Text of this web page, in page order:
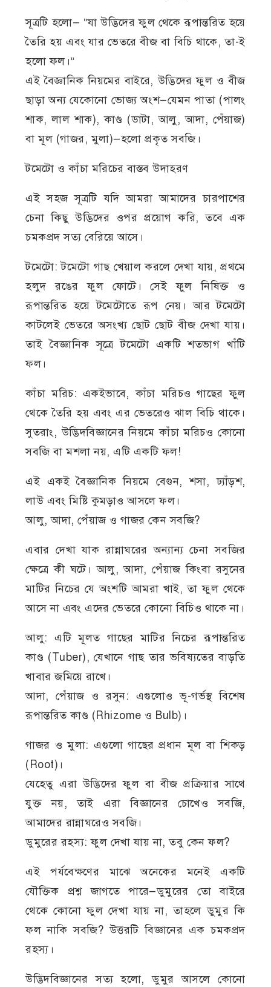
সূত্রটি হলো— “যা উদ্ভিদের ফুল থেকে রূপান্তরিত হয়ে
তৈরি হয় এবং যার ভেতরে বীজ বা বিচি থাকে, তা-ই
হলো ফল।”
এই বৈজ্ঞানিক নিয়মের বাইরে, উদ্ভিদের ফুল ও বীজ
ছাড়া অন্য যেকোনো ভোজ্য অংশ—যেমন পাতা (পালং
শাক, লাল শাক), কাণ্ড (ডাটা, আলু, আদা, পেঁয়াজ)
বা মূল (গাজর, মুলা)—হলো প্রকৃত সবজি।
টমেটো ও কাঁচা মরিচের বাস্তব উদাহরণ
এই সহজ সূত্রটি যদি আমরা আমাদের চারপাশের
চেনা কিছু উদ্ভিদের ওপর প্রয়োগ করি, তবে এক
চমকপ্রদ সত্য বেরিয়ে আসে।
টমেটো: টমেটো গাছ খেয়াল করলে দেখা যায়, প্রথমে
হলুদ রঙের ফুল ফোটে। সেই ফুল নিষিক্ত ও
রূপান্তরিত হয়ে টমেটোতে রূপ নেয়। আর টমেটো
কাটলেই ভেতরে অসংখ্য ছোট ছোট বীজ দেখা যায়।
তাই বৈজ্ঞানিক সূত্রে টমেটো একটি শতভাগ খাঁটি
ফল।
কাঁচা মরিচ: একইভাবে, কাঁচা মরিচও গাছের ফুল
থেকে তৈরি হয় এবং এর ভেতরেও ঝাল বিচি থাকে।
সুতরাং, উদ্ভিদবিজ্ঞানের নিয়মে কাঁচা মরিচও কোনো
সবজি বা মশলা নয়, এটি একটি ফল!
এই একই বৈজ্ঞানিক নিয়মে বেগুন, শসা, ঢ্যাঁড়শ,
লাউ এবং মিষ্টি কুমড়াও আসলে ফল।
আলু, আদা, পেঁয়াজ ও গাজর কেন সবজি?
এবার দেখা যাক রান্নাঘরের অন্যান্য চেনা সবজির
ক্ষেত্রে কী ঘটে। আলু, আদা, পেঁয়াজ কিংবা রসুনের
মাটির নিচের যে অংশটি আমরা খাই, তা ফুল থেকে
আসে না এবং এদের ভেতরে কোনো বিচিও থাকে না।
আলু: এটি মূলত গাছের মাটির নিচের রূপান্তরিত
কাণ্ড (Tuber), যেখানে গাছ তার ভবিষ্যতের বাড়তি
খাবার জমিয়ে রাখে।
আদা, পেঁয়াজ ও রসুন: এগুলোও ভূ-গর্ভস্থ বিশেষ
রূপান্তরিত কাণ্ড (Rhizome ও Bulb)।
গাজর ও মুলা: এগুলো গাছের প্রধান মূল বা শিকড়
(Root)।
যেহেতু এরা উদ্ভিদের ফুল বা বীজ প্রক্রিয়ার সাথে
যুক্ত নয়, তাই এরা বিজ্ঞানের চোখেও সবজি,
আমাদের রান্নাঘরেও সবজি।
ডুমুরের রহস্য: ফুল দেখা যায় না, তবু কেন ফল?
এই পর্যবেক্ষণের মাঝে অনেকের মনেই একটি
যৌক্তিক প্রশ্ন জাগতে পারে—ডুমুরের তো বাইরে
থেকে কোনো ফুল দেখা যায় না, তাহলে ডুমুর কি
ফল নাকি সবজি? উত্তরটি বিজ্ঞানের এক চমকপ্রদ
রহস্য।
উদ্ভিদবিজ্ঞানের সত্য হলো, ডুমুর আসলে কোনো